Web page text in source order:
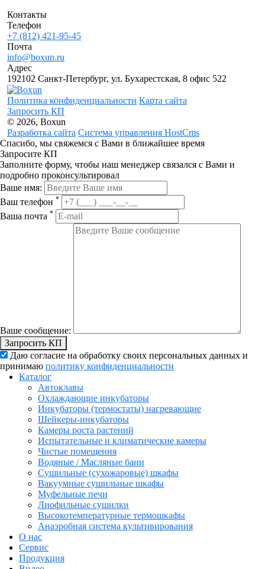
Политика конфиденциальности Карта сайта
Запросить КП
© 2026, Boxun
Разработка сайта Система управления HostCms
Контакты
Телефон
+7 (812) 421-95-45
Почта
info@boxun.ru
Адрес
192102 Санкт-Петербург, ул. Бухарестская, 8 офис 522
Спасибо, мы свяжемся с Вами в ближайшее время
Запросите КП
Заполните форму, чтобы наш менеджер связался с Вами и
подробно проконсультировал
Ваше имя:
Ваш телефон *
Ваша почта *
Ваше сообщение:
Запросить КП
Даю согласие на обработку своих персональных данных и
принимаю политику конфиденциальности
Каталог
Автоклавы
Охлаждающие инкубаторы
Инкубаторы (термостаты) нагревающие
Шейкеры-инкубаторы
Камеры роста растений
Испытательные и климатические камеры
Чистые помещения
Водяные / Масляные бани
Сушильные (сухожаровые) шкафы
Вакуумные сушильные шкафы
Муфельные печи
Лиофильные сушилки
Высокотемпературные термошкафы
Анаэробная система культивирования
О нас
Сервис
Продукция